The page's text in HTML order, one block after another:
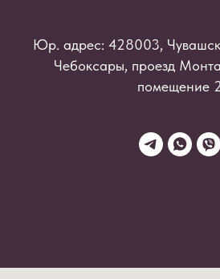
Юр. адрес: 428003,
Чебоксары, проезд
помещение 2